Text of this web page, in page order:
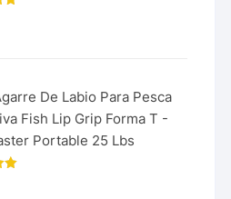
De Labio Para Pesca
Fish Lip Grip Forma T -
Portable 25 Lbs